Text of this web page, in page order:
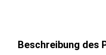
Beschreibung des